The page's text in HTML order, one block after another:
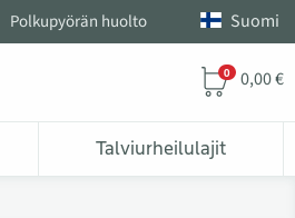
Polkupyörän huolto Suomi
0 0,00 €
Talviurheilulajit